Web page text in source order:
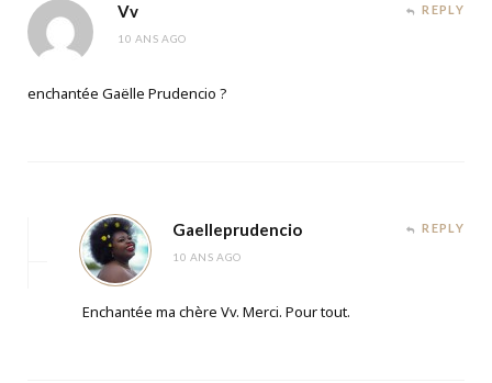
Vv
10 ANS AGO
REPLY
enchantée Gaëlle Prudencio ?
Gaelleprudencio
10 ANS AGO
REPLY
Enchantée ma chère Vv. Merci. Pour tout.